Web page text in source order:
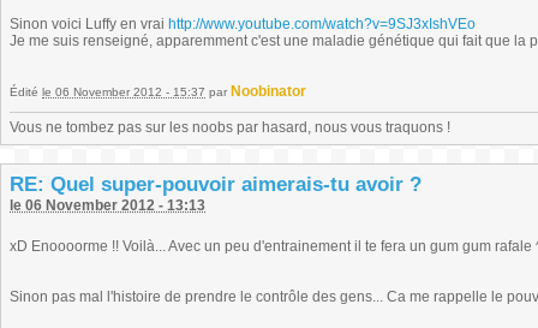
Sinon voici Luffy en vrai http://www.youtube.com/watch?v=9SJ3xIshVEo
Je me suis renseigné, apparemment c'est une maladie génétique qui fait que la
Édité le 06 November 2012 - 15:37 par Noobinator
Vous ne tombez pas sur les noobs par hasard, nous vous traquons !
RE: Quel super-pouvoir aimerais-tu avoir ?
le 06 November 2012 - 13:13
xD Enoooorme !! Voilà... Avec un peu d'entrainement il te fera un gum gum rafale
Sinon pas mal l'histoire de prendre le contrôle des gens... Ca me rappelle le